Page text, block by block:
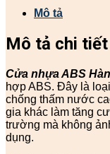
Mô tả
Mô tả chi tiết
Cửa nhựa ABS
hợp ABS. Đây là
chống thấm nước
gia khác làm tăng
trường mà không
dụng.